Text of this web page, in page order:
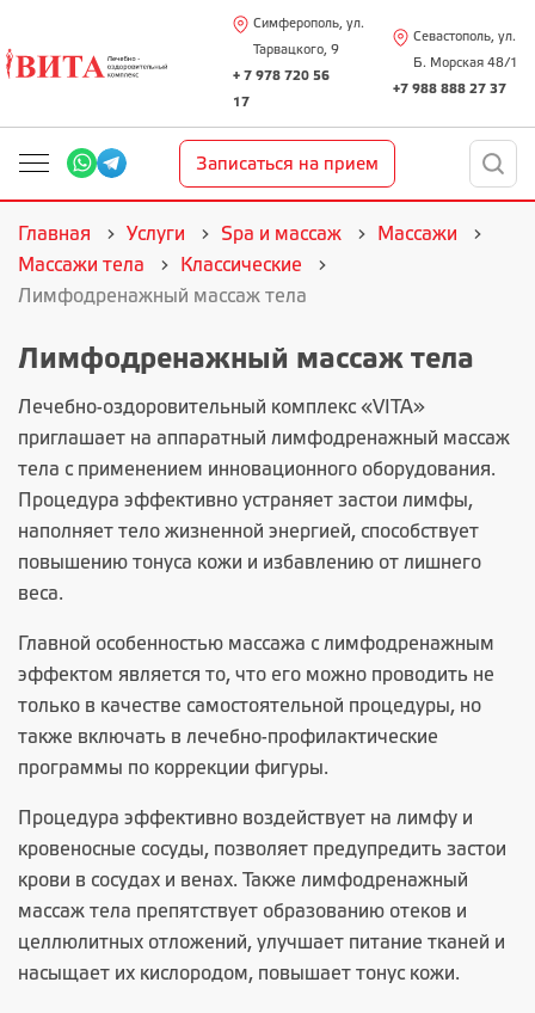
Симферополь, ул.
Тарвацкого, 9
+ 7 978 720 56
17
Севастополь, ул.
Б. Морская 48/1
+7 988 888 27 37
Записаться на прием
Главная Услуги Spa и массаж
Массажи
Массажи тела
Классические
Лимфодренажный массаж тела
Лимфодренажный массаж тела
Лечебно-оздоровительный комплекс «VITA»
приглашает на аппаратный лимфодренажный массаж
тела с применением инновационного оборудования.
Процедура эффективно устраняет застои лимфы,
наполняет тело жизненной энергией, способствует
повышению тонуса кожи и избавлению от лишнего
веса.
Главной особенностью массажа с лимфодренажным
эффектом является то, что его можно проводить не
только в качестве самостоятельной процедуры, но
также включать в лечебно-профилактические
программы по коррекции фигуры.
Процедура эффективно воздействует на лимфу и
кровеносные сосуды, позволяет предупредить застои
крови в сосудах и венах. Также лимфодренажный
массаж тела препятствует образованию отеков и
целлюлитных отложений, улучшает питание тканей и
насыщает их кислородом, повышает тонус кожи.